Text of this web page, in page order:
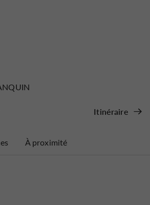
Itinéraire
À proximité